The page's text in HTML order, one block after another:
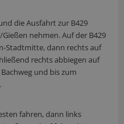
die Ausfahrt zur B429
nehmen. Auf der B429
Stadtmitte, dann rechts auf
rechts abbiegen auf
und bis zum
fahren, dann links